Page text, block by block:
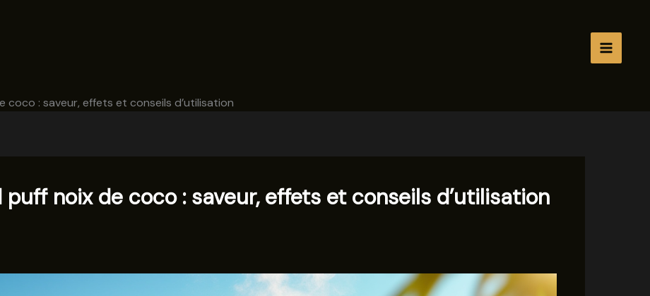
coco : saveur, effets et conseils d’utilisation
noix de coco : saveur, effets et conseils d’utilisation